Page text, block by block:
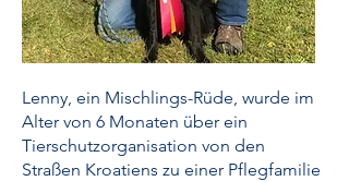
​Lenny, ein Mischlings-Rüde, wurde im
Alter von 6 Monaten über ein
Tierschutzorganisation von den
Straßen Kroatiens zu einer Pflegfamilie